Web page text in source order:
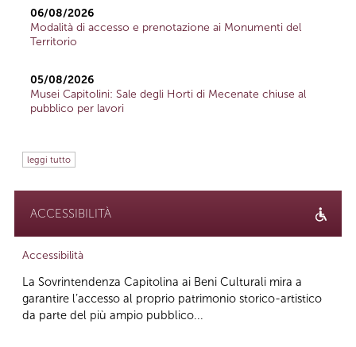
06/08/2026
Modalità di accesso e prenotazione ai Monumenti del
Territorio
05/08/2026
Musei Capitolini: Sale degli Horti di Mecenate chiuse al
pubblico per lavori
leggi tutto
ACCESSIBILITÀ
Accessibilità
La Sovrintendenza Capitolina ai Beni Culturali mira a
garantire l’accesso al proprio patrimonio storico-artistico
da parte del più ampio pubblico...